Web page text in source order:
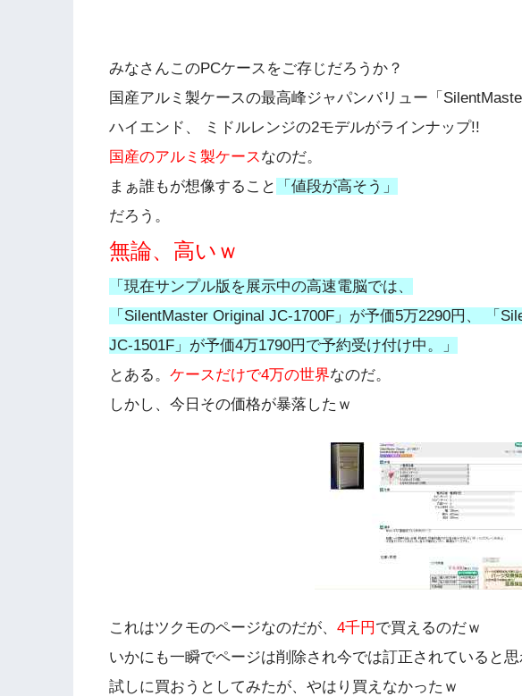
みなさんこのPCケースをご存じだろうか？
国産アルミ製ケースの最高峰ジャパンバリュー「
ハイエンド、 ミドルレンジの2モデルがラインナップ!!
国産のアルミ製ケースなのだ。
まぁ誰もが想像すること
「値段が高そう」
だろう。
無論、高いｗ
「現在サンプル版を展示中の高速電脳では、
「SilentMaster Original JC-1700F」が予価5万2290円、 「
JC-1501F」が予価4万1790円で予約受け付け中。」
とある。 ケースだけで4万の世界なのだ。
しかし、今日その価格が暴落したｗ
これはツクモのページなのだが、 4千円 で買えるのだｗ
いかにも一瞬でページは削除され今では訂正されていると思
試しに買おうとしてみたが、やはり買えなかったｗ